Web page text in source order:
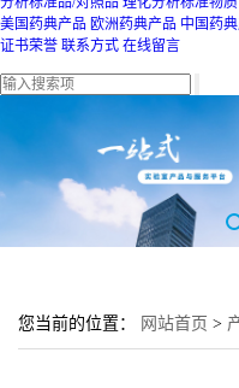
美国药典产品 欧洲药典产品 中国药
证书荣誉 联系方式 在线留言
您当前的位置： 网站首页 >